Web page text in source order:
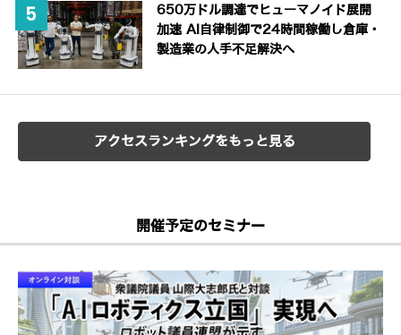
650万ドル調達でヒューマノイド展開
加速 AI自律制御で24時間稼働し倉庫・
製造業の人手不足解決へ
アクセスランキングをもっと見る
開催予定のセミナー